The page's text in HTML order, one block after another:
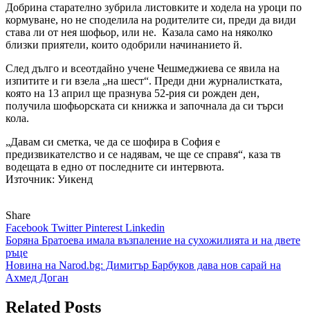
Добрина старателно зубрила листовките и ходела на уроци по
кормуване, но не споделила на родителите си, преди да види
става ли от нея шофьор, или не. Казала само на няколко
близки приятели, които одобрили начинанието й.
След дълго и всеотдайно учене Чешмеджиева се явила на
изпитите и ги взела „на шест“. Преди дни журналистката,
която на 13 април ще празнува 52-рия си рожден ден,
получила шофьорската си книжка и започнала да си търси
кола.
„Давам си сметка, че да се шофира в София е
предизвикателство и се надявам, че ще се справя“, каза тв
водещата в едно от последните си интервюта.
Източник: Уикенд
Share
Facebook TwitterPinterest Linkedin
Навигация
Боряна Братоева имала възпаление на сухожилията и на двете
ръце
Новина на Narod.bg: Димитър Барбуков дава нов сарай на
Ахмед Доган
Related Posts